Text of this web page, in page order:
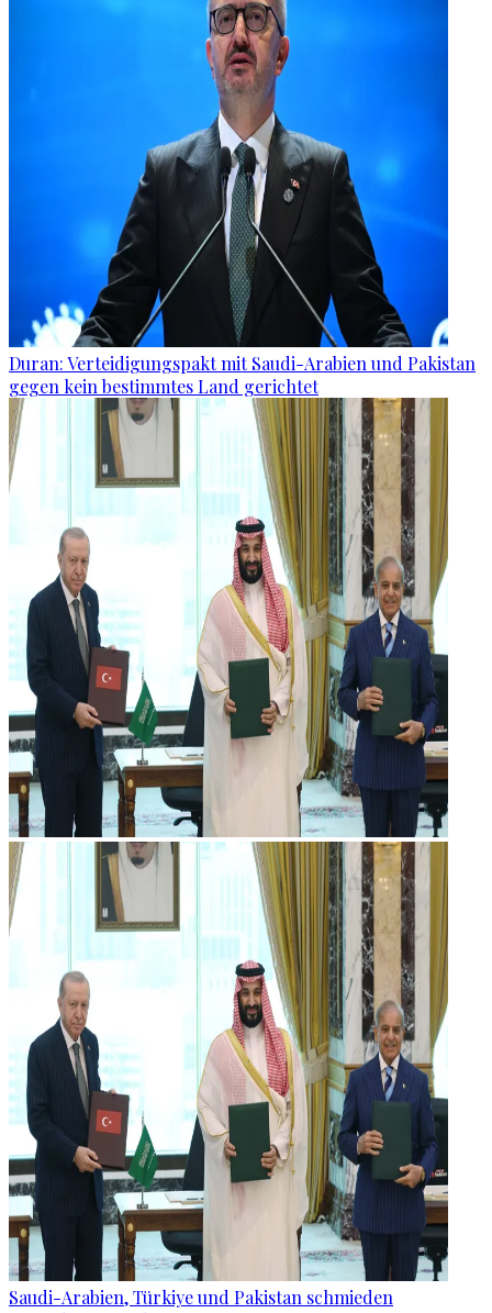
Duran: Verteidigungspakt mit Saudi-Arabien und Pakistan
gegen kein bestimmtes Land gerichtet
Saudi-Arabien, Türkiye und Pakistan schmieden